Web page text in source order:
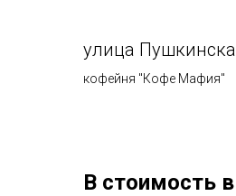
улица
кофейня "Кофе Мафия"
В стоимость